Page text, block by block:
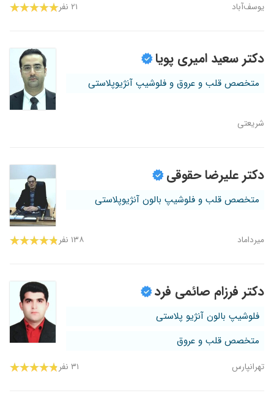
یوسف‌آباد ۲۱ نفر
دکتر سعید امیری پویا
متخصص قلب و عروق و فلوشیپ آنژیوپلاستی
شریعتی
دکتر علیرضا حقوقی
متخصص قلب و فلوشیپ بالون آنژیوپلاستی
میرداماد ۱۳۸ نفر
دکتر فرزام صائمی فرد
فلوشیپ بالون آنژیو پلاستی
متخصص قلب و عروق
تهرانپارس ۳۱ نفر